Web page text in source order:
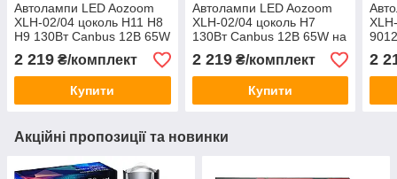
Автолампи LED Aozoom
XLH-02/04 цоколь H11 H8
H9 130Вт Canbus 12В 65W
2 219 ₴/комплект
Купити
Автолампи LED Aozoom
XLH-02/04 цоколь H7
130Вт Canbus 12В 65W на
2 219₴/комплект
Купити
2
Акційні пропозиції та новинки